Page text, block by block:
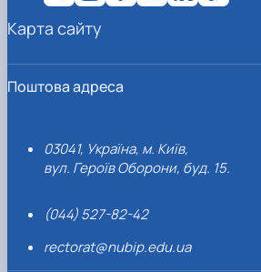
Поштова адреса
03041, Україна, м. Київ,
вул. Героїв Оборони, буд. 15.
(044) 527-82-42
rectorat@nubip.edu.ua
Карта сайту